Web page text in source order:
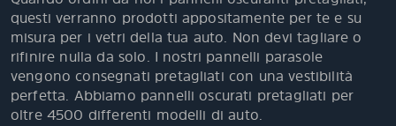
questi verranno prodotti appositamente per te e su
misura per i vetri della tua auto. Non devi tagliare o
rifinire nulla da solo. I nostri pannelli parasole
vengono consegnati pretagliati con una vestibilità
perfetta. Abbiamo pannelli oscurati pretagliati per
oltre 4500 differenti modelli di auto.